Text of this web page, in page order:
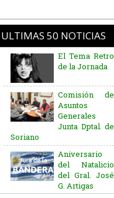
ULTIMAS 50 NOTICIAS
El Tema Retro
de la Jornada
Comisión de
Asuntos
Generales
Junta Dptal. de
Soriano
Aniversario
del Natalicio
del Gral. José
G. Artigas